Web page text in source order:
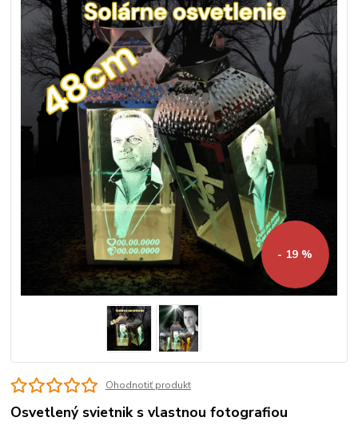
- 19 %
Ohodnotiť produkt
Osvetlený svietnik s vlastnou fotografiou